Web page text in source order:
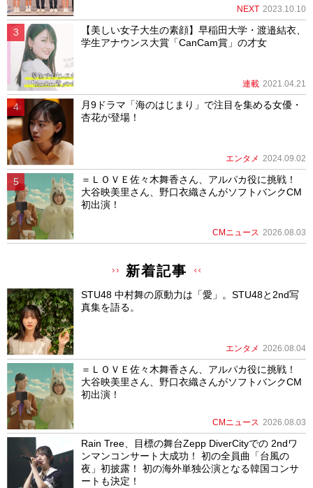
NEXT 2023.10.10
【美しい女子大生の素顔】早稲田大学・渡邉結衣、
学生アナウンス大賞「CanCam賞」の才女
連載 2021.04.21
月9ドラマ「海のはじまり」で注目を集める女優・
杏花が登場！
エンタメ 2024.09.02
＝ＬＯＶＥ佐々木舞香さん、アルパカ役に挑戦！
大谷映美里さん、野口衣織さんがソフトバンクCM
初出演！
CMニュース 2026.08.03
新着記事
STU48 中村舞の原動力は「愛」。STU48と2nd写
真集を語る。
エンタメ 2026.08.04
＝ＬＯＶＥ佐々木舞香さん、アルパカ役に挑戦！
大谷映美里さん、野口衣織さんがソフトバンクCM
初出演！
CMニュース 2026.08.03
Rain Tree、目標の舞台Zepp DiverCityでの 2ndワ
ンマンコンサート大成功！ 初の全員曲「台風の
夜」初披露！ 初の海外単独公演となる韓国コンサ
ートも決定！